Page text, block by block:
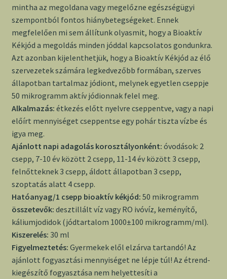
mintha az megoldana vagy megelőzne egészségügyi
szempontból fontos hiánybetegségeket. Ennek
megfelelően mi sem állítunk olyasmit, hogy a Bioaktív
Kékjód a megoldás minden jóddal kapcsolatos gondunkra.
Azt azonban kijelenthetjük, hogy a Bioaktív Kékjód az élő
szervezetek számára legkedvezőbb formában, szerves
állapotban tartalmaz jódiont, melynek egyetlen cseppje
50 mikrogramm aktív jódionnak felel meg.
Alkalmazás: étkezés előtt nyelvre cseppentve, vagy a napi
előírt mennyiséget cseppentse egy pohár tiszta vízbe és
igya meg.
Ajánlott napi adagolás korosztályonként: óvodások: 2
csepp, 7-10 év között 2 csepp, 11-14 év között 3 csepp,
felnőtteknek 3 csepp, áldott állapotban 3 csepp,
szoptatás alatt 4 csepp.
Hatóanyag/1 csepp bioaktív kékjód: 50 mikrogramm
összetevők: desztillált víz vagy RO ivóvíz, keményítő,
káliumjodidok (jódtartalom 1000±100 mikrogramm/ml).
Kiszerelés: 30 ml
Figyelmeztetés: Gyermekek elől elzárva tartandó! Az
ajánlott fogyasztási mennyiséget ne lépje túl! Az étrend-
kiegészítő fogyasztása nem helyettesíti a